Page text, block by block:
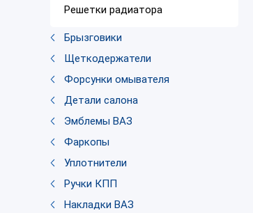
Решетки радиатора
Брызговики
Щеткодержатели
Форсунки омывателя
Детали салона
Эмблемы ВАЗ
Фаркопы
Уплотнители
Ручки КПП
Накладки ВАЗ